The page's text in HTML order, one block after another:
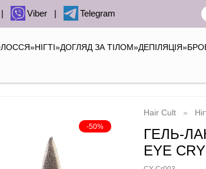
| Viber | Telegram
»НІГТІ»ДОГЛЯД ЗА ТІЛОМ»ДЕПІЛЯЦІЯ»
-50%
Hair Cult
ГЕЛЬ-
EYE